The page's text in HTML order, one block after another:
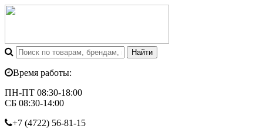
Время работы:
ПН-ПТ 08:30-18:00
СБ 08:30-14:00
+7 (4722) 56-81-15